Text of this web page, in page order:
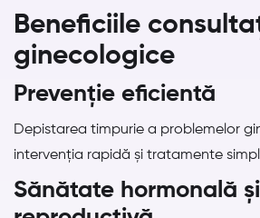
Beneficiile
ginecologice
Prevenție eficientă
Depistarea timpurie a problemelor
intervenția rapidă și tratamente
Sănătate hormonală și